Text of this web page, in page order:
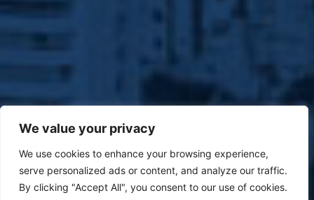
We value your privacy
We use cookies to enhance your browsing experience,
serve personalized ads or content, and analyze our traffic.
By clicking "Accept All", you consent to our use of cookies.